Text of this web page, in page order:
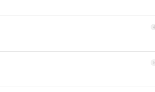
4
5